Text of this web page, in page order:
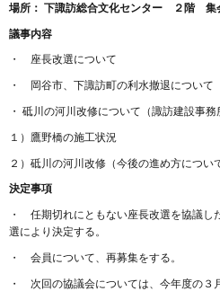
場所： 下諏訪総合文化センター ２階 集
議事内容
・ 座長改選について
・ 岡谷市、下諏訪町の利水撤退について
・ 砥川の河川改修について（諏訪建設事務
１）鷹野橋の施工状況
２）砥川の河川改修（今後の進め方につい
決定事項
・ 任期切れにともない座長改選を協議し
選により決定する。
・ 会員について、再募集をする。
・ 次回の協議会については、今年度の３